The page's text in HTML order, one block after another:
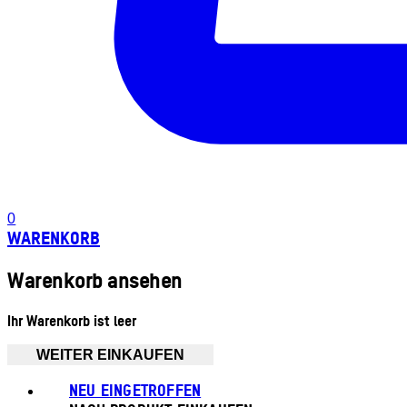
0
WARENKORB
Warenkorb ansehen
Ihr Warenkorb ist leer
WEITER EINKAUFEN
NEU EINGETROFFEN